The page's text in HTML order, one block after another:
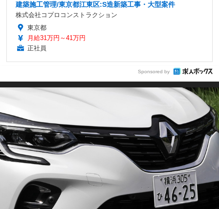
建築施工管理/東京都江東区:S造新築工事・大型案件
株式会社コプロコンストラクション
東京都
月給31万円～41万円
正社員
Sponsored by